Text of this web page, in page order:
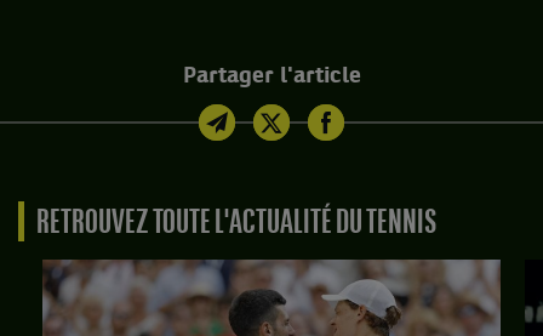
Partager l'article
RETROUVEZ TOUTE L'ACTUALITÉ DU TENNIS